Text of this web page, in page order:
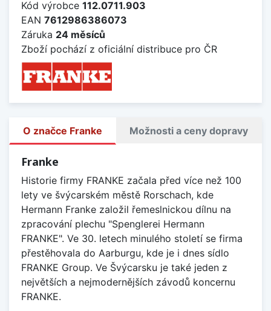
Kód výrobce 112.0711.903
EAN 7612986386073
Záruka 24 měsíců
Zboží pochází z oficiální distribuce pro ČR
O značce Franke Možnosti a ceny dopravy
Franke
Historie firmy FRANKE začala před více než 100
lety ve švýcarském městě Rorschach, kde
Hermann Franke založil řemeslnickou dílnu na
zpracování plechu "Spenglerei Hermann
FRANKE". Ve 30. letech minulého století se firma
přestěhovala do Aarburgu, kde je i dnes sídlo
FRANKE Group. Ve Švýcarsku je také jeden z
největších a nejmodernějších závodů koncernu
FRANKE.